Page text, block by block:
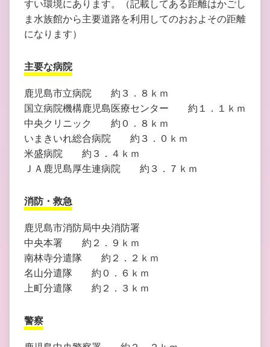
すい環境にあります。（記載してある距離はかごし
ま水族館から主要道路を利用してのおおよその距離
になります）
主要な病院
鹿児島市立病院 約３．８ｋｍ
国立病院機構鹿児島医療センター 約１．１ｋｍ
中央クリニック 約０．８ｋｍ
いまきいれ総合病院 約３．０ｋｍ
米盛病院 約３．４ｋｍ
ＪＡ鹿児島厚生連病院 約３．７ｋｍ
消防・救急
鹿児島市消防局中央消防署
中央本署 約２．９ｋｍ
南林寺分遣隊 約２．２ｋｍ
名山分遣隊 約０．６ｋｍ
上町分遣隊 約２．３ｋｍ
警察